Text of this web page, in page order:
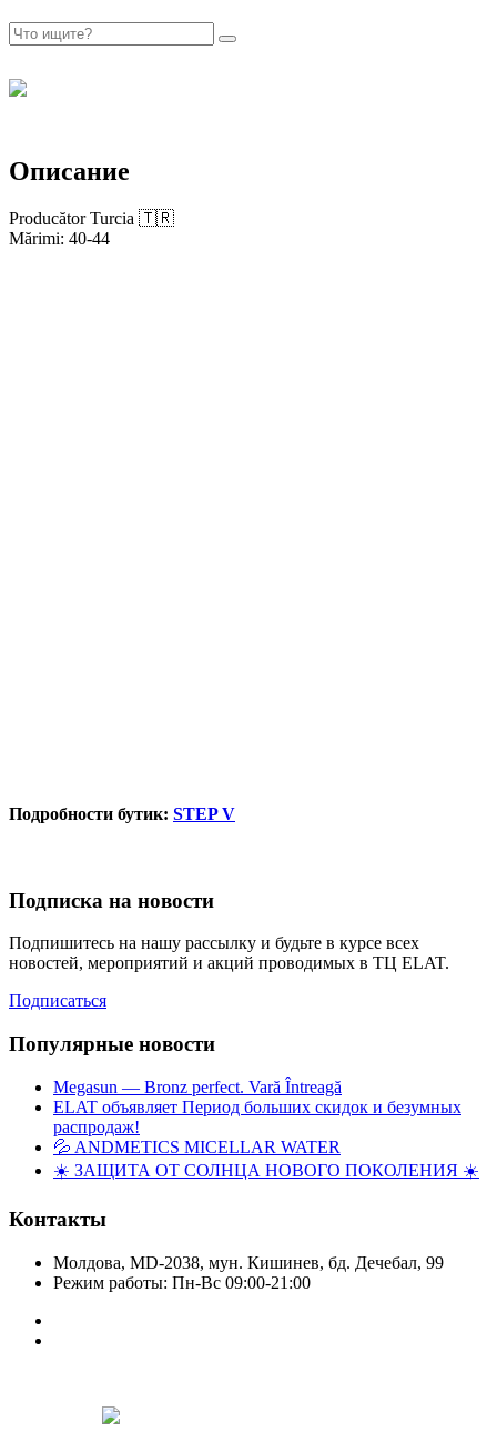
Описание
Producător Turcia 🇹🇷
Mărimi: 40-44
Подробности бутик: STEP V
Подписка на новости
Подпишитесь на нашу рассылку и будьте в курсе всех
новостей, мероприятий и акций проводимых в ТЦ ELAT.
Подписаться
Популярные новости
Megasun — Bronz perfect. Vară Întreagă
ELAT объявляет Период больших скидок и безумных
распродаж!
💦 ANDMETICS MICELLAR WATER
☀️ ЗАЩИТА ОТ СОЛНЦА НОВОГО ПОКОЛЕНИЯ ☀️
Контакты
Молдова, MD-2038, мун. Кишинев, бд. Дечебал, 99
Режим работы: Пн-Вс 09:00-21:00